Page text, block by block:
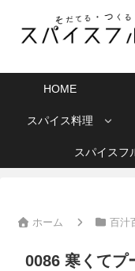
HOME
スパイス料理
スパイスフ
ホーム 百汁
0086 寒くてプ